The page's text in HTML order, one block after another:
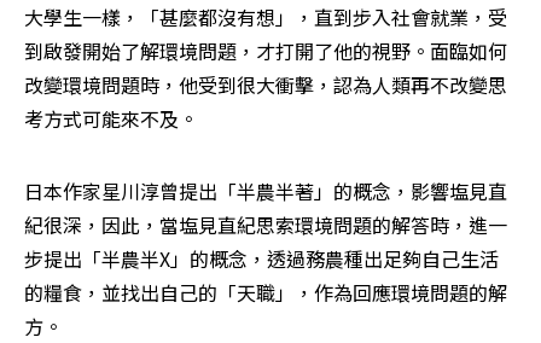
大學生一樣，「甚麼都沒有想」，直到步入社會就業，受
到啟發開始了解環境問題，才打開了他的視野。面臨如何
改變環境問題時，他受到很大衝擊，認為人類再不改變思
考方式可能來不及。
日本作家星川淳曾提出「半農半著」的概念，影響塩見直
紀很深，因此，當塩見直紀思索環境問題的解答時，進一
步提出「半農半X」的概念，透過務農種出足夠自己生活
的糧食，並找出自己的「天職」，作為回應環境問題的解
方。